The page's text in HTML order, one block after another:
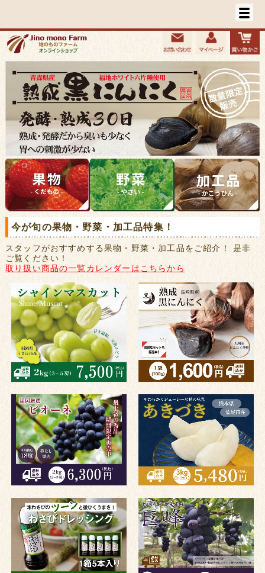
今が旬の果物・野菜・加工品特集！
スタッフがおすすめする果物・野菜・加工品をご紹介！ 是非
ご覧ください！
取り扱い商品の一覧カレンダーはこちらから